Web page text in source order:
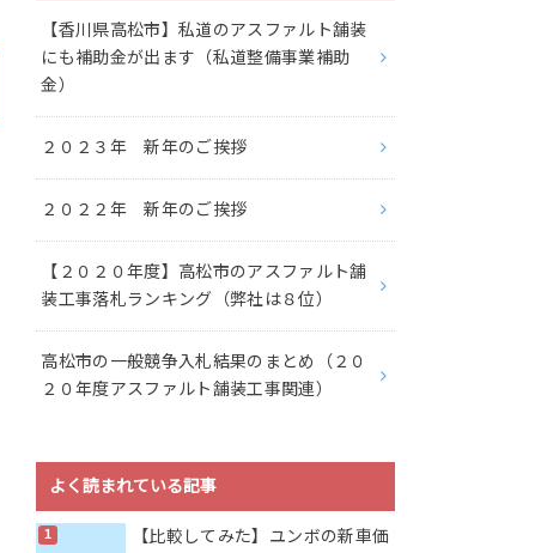
【香川県高松市】私道のアスファルト舗装
にも補助金が出ます（私道整備事業補助
金）
２０２３年 新年のご挨拶
２０２２年 新年のご挨拶
【２０２０年度】高松市のアスファルト舗
装工事落札ランキング（弊社は８位）
高松市の一般競争入札結果のまとめ（２０
２０年度アスファルト舗装工事関連）
よく読まれている記事
【比較してみた】ユンボの新車価